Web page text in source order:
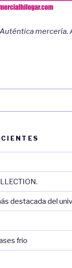
mercería.
destacada del
frio